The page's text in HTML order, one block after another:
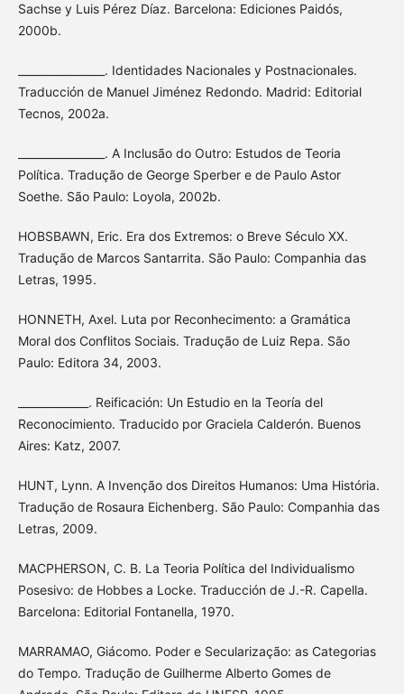
Sachse y Luis Pérez Díaz. Barcelona: Ediciones Paidós,
2000b.
________________. Identidades Nacionales y Postnacionales.
Traducción de Manuel Jiménez Redondo. Madrid: Editorial
Tecnos, 2002a.
________________. A Inclusão do Outro: Estudos de Teoria
Política. Tradução de George Sperber e de Paulo Astor
Soethe. São Paulo: Loyola, 2002b.
HOBSBAWN, Eric. Era dos Extremos: o Breve Século XX.
Tradução de Marcos Santarrita. São Paulo: Companhia das
Letras, 1995.
HONNETH, Axel. Luta por Reconhecimento: a Gramática
Moral dos Conflitos Sociais. Tradução de Luiz Repa. São
Paulo: Editora 34, 2003.
_____________. Reificación: Un Estudio en la Teoría del
Reconocimiento. Traducido por Graciela Calderón. Buenos
Aires: Katz, 2007.
HUNT, Lynn. A Invenção dos Direitos Humanos: Uma História.
Tradução de Rosaura Eichenberg. São Paulo: Companhia das
Letras, 2009.
MACPHERSON, C. B. La Teoria Política del Individualismo
Posesivo: de Hobbes a Locke. Traducción de J.-R. Capella.
Barcelona: Editorial Fontanella, 1970.
MARRAMAO, Giácomo. Poder e Secularização: as Categorias
do Tempo. Tradução de Guilherme Alberto Gomes de